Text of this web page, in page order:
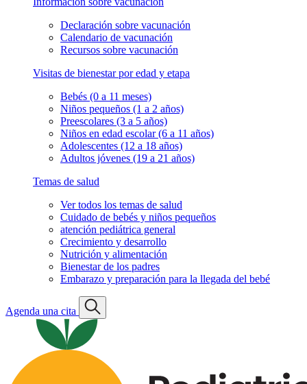
Declaración sobre vacunación
Calendario de vacunación
Recursos sobre vacunación
Visitas de bienestar por edad y etapa
Bebés (0 a 11 meses)
Niños pequeños (1 a 2 años)
Preescolares (3 a 5 años)
Niños en edad escolar (6 a 11 años)
Adolescentes (12 a 18 años)
Adultos jóvenes (19 a 21 años)
Temas de salud
Ver todos los temas de salud
Cuidado de bebés y niños pequeños
atención pediátrica general
Crecimiento y desarrollo
Nutrición y alimentación
Bienestar de los padres
Embarazo y preparación para la llegada del bebé
Agenda una cita